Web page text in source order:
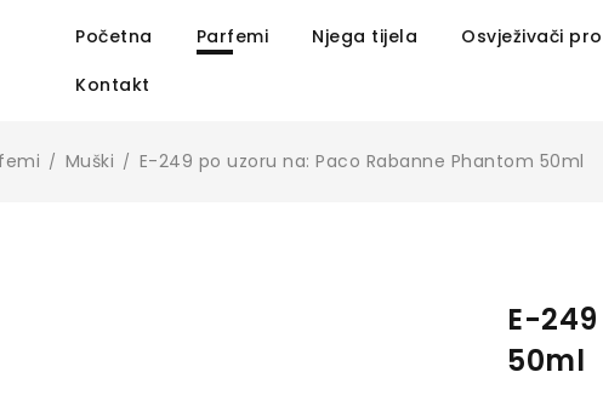
Početna Parfemi Njega tijela Osvježivači
Kontakt
/ Muški / E-249 po uzoru na: Paco Rabanne Phantom 50ml
E-
50ml